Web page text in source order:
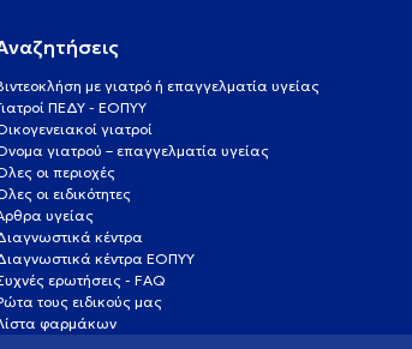
με γιατρό ή επαγγελματία υγείας
ΠΕΔΥ - ΕΟΠΥΥ
γιατροί
γιατρού – επαγγελματία υγείας
οι περιοχές
οι ειδικότητες
υγείας
κέντρα
κέντρα ΕΟΠΥΥ
ερωτήσεις - FAQ
τους ειδικούς μας
φαρμάκων